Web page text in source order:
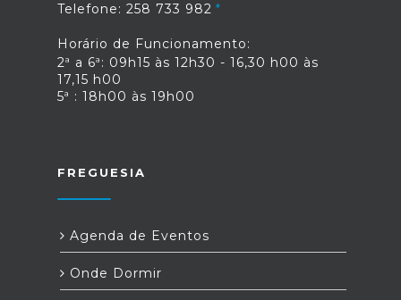
Telefone: 258 733 982
Horário de Funcionamento:
2ª a 6ª: 09h15 às 12h30 - 16,30 h00 às
17,15 h00
5ª : 18h00 às 19h00
FREGUESIA
Agenda de Eventos
Onde Dormir